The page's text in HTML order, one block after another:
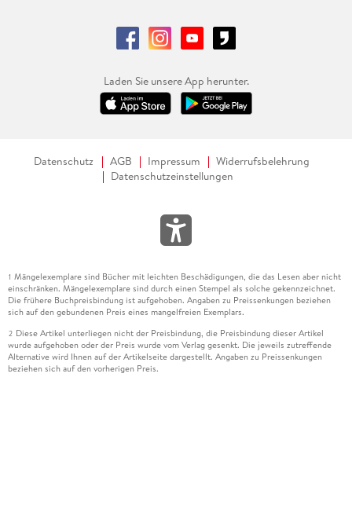
Laden Sie unsere App herunter.
Datenschutz AGB Impressum
Widerrufsbelehrung
Datenschutzeinstellungen
1 Mängelexemplare sind Bücher mit leichten Beschädigungen, die das Lesen aber nicht
einschränken. Mängelexemplare sind durch einen Stempel als solche gekennzeichnet.
Die frühere Buchpreisbindung ist aufgehoben. Angaben zu Preissenkungen beziehen
sich auf den gebundenen Preis eines mangelfreien Exemplars.
2 Diese Artikel unterliegen nicht der Preisbindung, die Preisbindung dieser Artikel
wurde aufgehoben oder der Preis wurde vom Verlag gesenkt. Die jeweils zutreffende
Alternative wird Ihnen auf der Artikelseite dargestellt. Angaben zu Preissenkungen
beziehen sich auf den vorherigen Preis.